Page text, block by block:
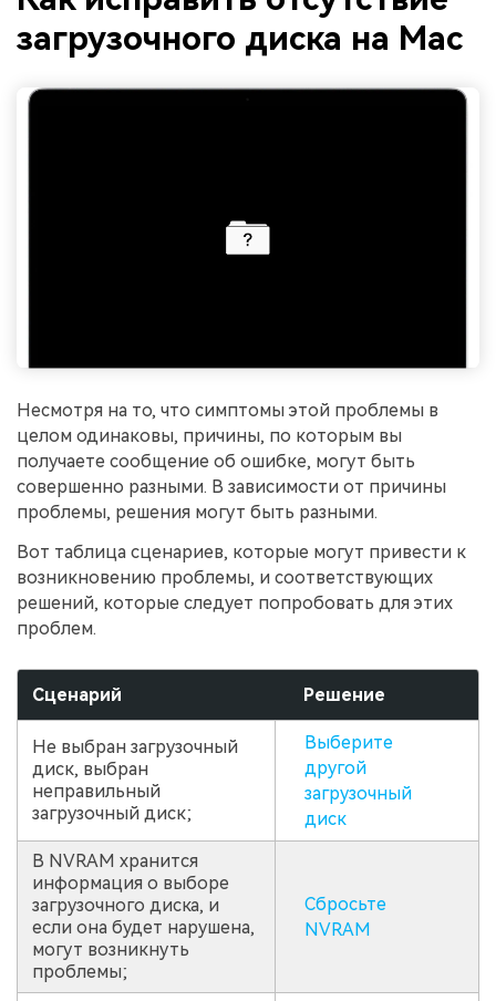
загрузочного диска на Mac
Несмотря на то, что симптомы этой проблемы в
целом одинаковы, причины, по которым вы
получаете сообщение об ошибке, могут быть
совершенно разными. В зависимости от причины
проблемы, решения могут быть разными.
Вот таблица сценариев, которые могут привести к
возникновению проблемы, и соответствующих
решений, которые следует попробовать для этих
проблем.
Сценарий Решение
Не выбран загрузочный
диск, выбран
неправильный
загрузочный диск;
Выберите
другой
загрузочный
диск
В NVRAM хранится
информация о выборе
загрузочного диска, и
если она будет нарушена,
могут возникнуть
проблемы;
Сбросьте
NVRAM